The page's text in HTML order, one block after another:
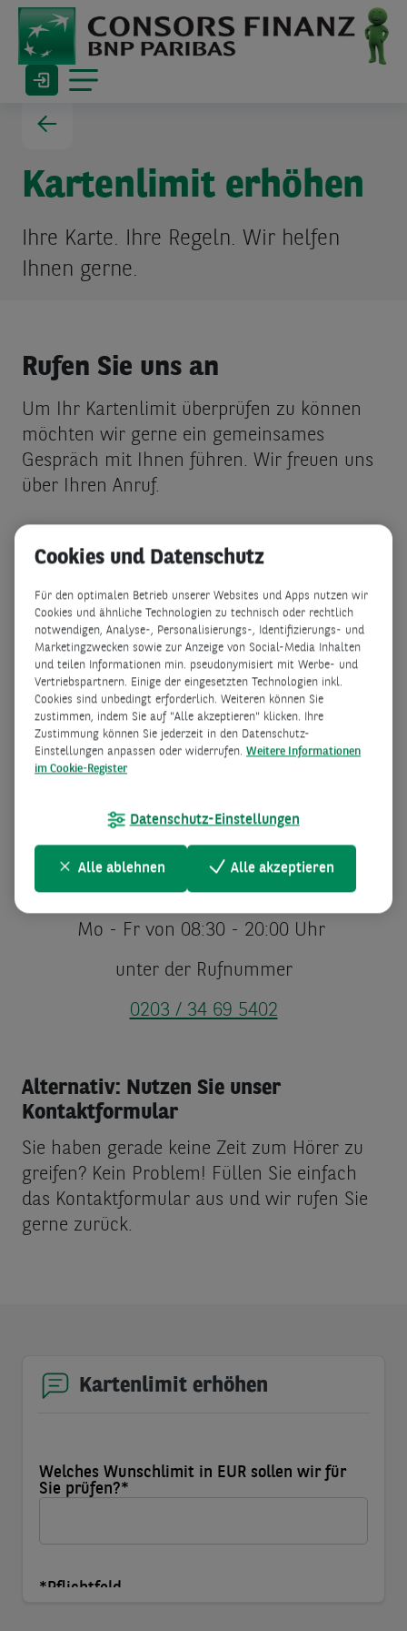
Kartenlimit erhöhen
Ihre Karte. Ihre Regeln. Wir helfen
Ihnen gerne.
Rufen Sie uns an
Um Ihr Kartenlimit überprüfen zu können
möchten wir gerne ein gemeinsames
Gespräch mit Ihnen führen. Wir freuen uns
über Ihren Anruf.
Sie erreichen uns
Mo - Fr von 08:30 - 20:00 Uhr
unter der Rufnummer
0203 / 34 69 5402
Alternativ: Nutzen Sie unser
Kontaktformular
Sie haben gerade keine Zeit zum Hörer zu
greifen? Kein Problem! Füllen Sie einfach
das Kontaktformular aus und wir rufen Sie
gerne zurück.
Kartenlimit erhöhen
Cookies und Datenschutz
Für den optimalen Betrieb unserer Websites und Apps nutzen wir
Cookies und ähnliche Technologien zu technisch oder rechtlich
notwendigen, Analyse-, Personalisierungs-, Identifizierungs- und
Marketingzwecken sowie zur Anzeige von Social-Media Inhalten
und teilen Informationen min. pseudonymisiert mit Werbe- und
Vertriebspartnern. Einige der eingesetzten Technologien inkl.
Cookies sind unbedingt erforderlich. Weiteren können Sie
zustimmen, indem Sie auf "Alle akzeptieren" klicken. Ihre
Zustimmung können Sie jederzeit in den Datenschutz-
Einstellungen anpassen oder widerrufen. Weitere Informationen
im Cookie-Register
Datenschutz-Einstellungen
Alle ablehnen Alle akzeptieren